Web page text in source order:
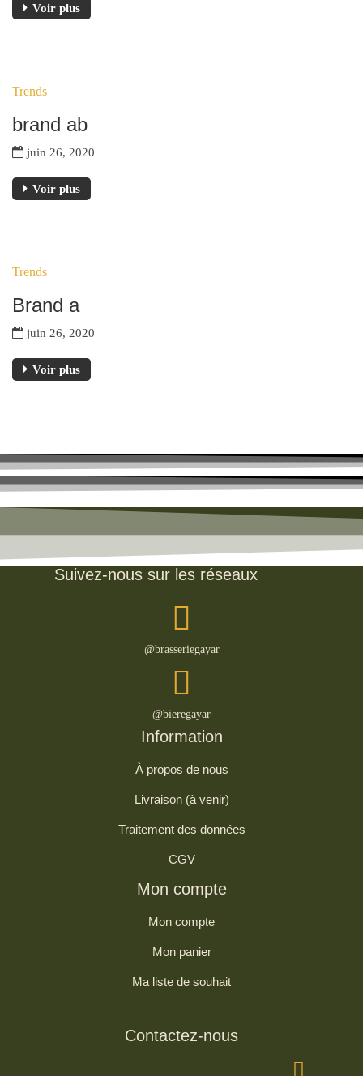
Voir plus
JUIN
Trends
brand ab
juin 26, 2020
Voir plus
JUIN
Trends
Brand a
juin 26, 2020
Voir plus
Suivez-nous sur les réseaux
@brasseriegayar
@bieregayar
Information
À propos de nous
Livraison (à venir)
Traitement des données
CGV
Mon compte
Mon compte
Mon panier
Ma liste de souhait
Contactez-nous